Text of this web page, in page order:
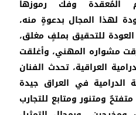
المُعقدة وفك رموزها
لهذا المجال بدعوةٍ منه،
للتحقيق بملفٍ مغلق،
مشواره المهني، وأغلقت
العراقية، تحدث الفنان
في العراق جيدة
ومتنور ومتابع للتجارب